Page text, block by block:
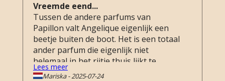
Vreemde eend...
Tussen de andere parfums van
Papillon valt Angelique eigenlijk een
beetje buiten de boot. Het is een totaal
ander parfum die eigenlijk niet
helemaal in het rijtje thuis lijkt te
horen. Dat ter zijde... Angelique is een
Lees meer
Mariska-2025-07-24